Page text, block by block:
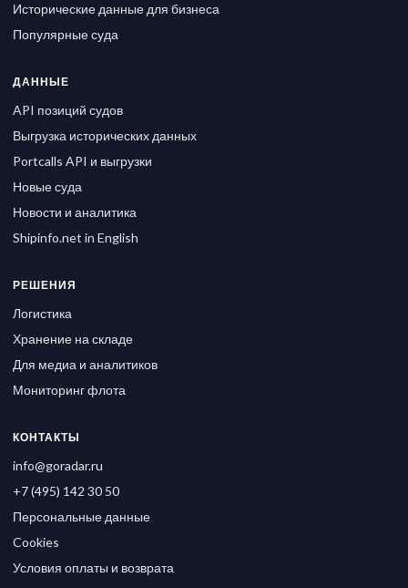
Исторические данные для бизнеса
Популярные суда
ДАННЫЕ
API позиций судов
Выгрузка исторических данных
Portcalls API и выгрузки
Новые суда
Новости и аналитика
Shipinfo.net in English
РЕШЕНИЯ
Логистика
Хранение на складе
Для медиа и аналитиков
Мониторинг флота
КОНТАКТЫ
info@goradar.ru
+7 (495) 142 30 50
Персональные данные
Cookies
Условия оплаты и возврата